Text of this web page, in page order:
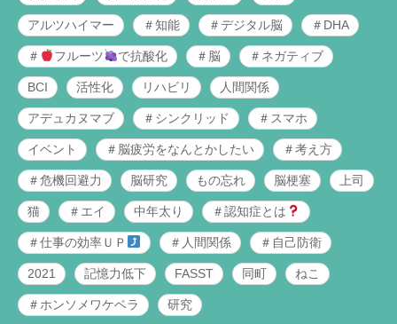
アルツハイマー ＃知能 ＃デジタル脳 ＃DHA
＃ フルーツ で抗酸化 ＃脳 ＃ネガティブ
BCI 活性化 リハビリ 人間関係
アデュカヌマブ ＃シンクリッド ＃スマホ
イベント ＃脳疲労をなんとかしたい ＃考え方
＃危機回避力 脳研究 もの忘れ 脳梗塞 上司
猫 ＃エイ 中年太り ＃認知症とは
＃仕事の効率ＵＰ ＃人間関係 ＃自己防衛
2021 記憶力低下 FASST 同町 ねこ
＃ホンソメワケベラ 研究